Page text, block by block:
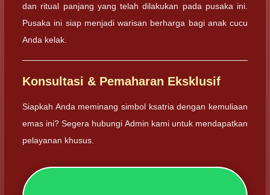
dan ritual panjang yang telah dilakukan pada pusaka ini.
Pusaka ini siap menjadi warisan berharga bagi anak cucu
Anda kelak.
Konsultasi & Pemaharan Eksklusif
Siapkah Anda meminang simbol ksatria dengan kemuliaan
emas ini? Segera hubungi Admin kami untuk mendapatkan
pelayanan khusus.